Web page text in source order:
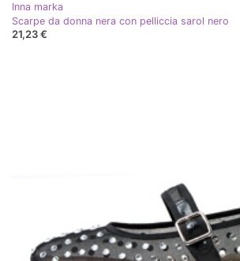
Inna marka
Scarpe da donna nera con pelliccia sarol nero
21,23 €